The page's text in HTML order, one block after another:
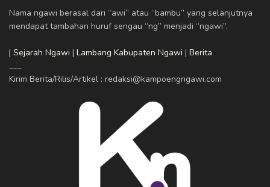
Nama ngawi berasal dari “awi” atau “bambu” yang selanjutnya
mendapat tambahan huruf sengau “ng” menjadi “ngawi”.
| Sejarah Ngawi | Lambang Kabupaten Ngawi | Berita
Kirim Berita/Rilis/Artikel : redaksi@kampoengngawi.com